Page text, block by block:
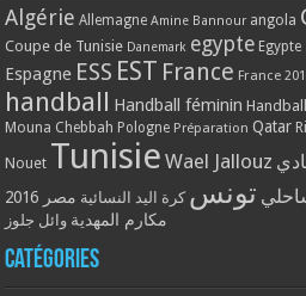
Algérie Allemagne Amine Bannour angola
Coupe de Tunisie Danemark egypte Egypte
Espagne ESS EST France France
handball Handball féminin
Mouna Chebbah Pologne Préparation Qatar
Nouet Tunisie Wael Jallouz
تونس كرة اليد النسائية مصر 2016
مكارم المهدية وائل جلوز
Catégories